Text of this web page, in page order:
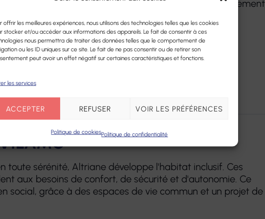
offrir les meilleures expériences, nous utilisons des technologies telles que les cookies
stocker et/ou accéder aux informations des appareils. Le fait de consentir à ces
nous permettra de traiter des données telles que le comportement de
ou les ID uniques sur ce site. Le fait de ne pas consentir ou de retirer son
peut avoir un effet négatif sur certaines caractéristiques et fonctions.
les services
ACCEPTER REFUSER VOIR LES PRÉFÉRENCES
Politique de cookiesPolitique de confidentialité
coucher nos professionnels sont présents quotidiennement
ou moyen terme.
temporaire
proche de chez vous
toute sérénité, Altriane développe l'habitat inclusif. Ces
aux besoins de confort, de sécurité et d'autonomie. Ce
social, grâce à des espaces de vie commun et un projet de